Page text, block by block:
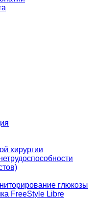
хирургии
глюкозы
FreeStyle Libre